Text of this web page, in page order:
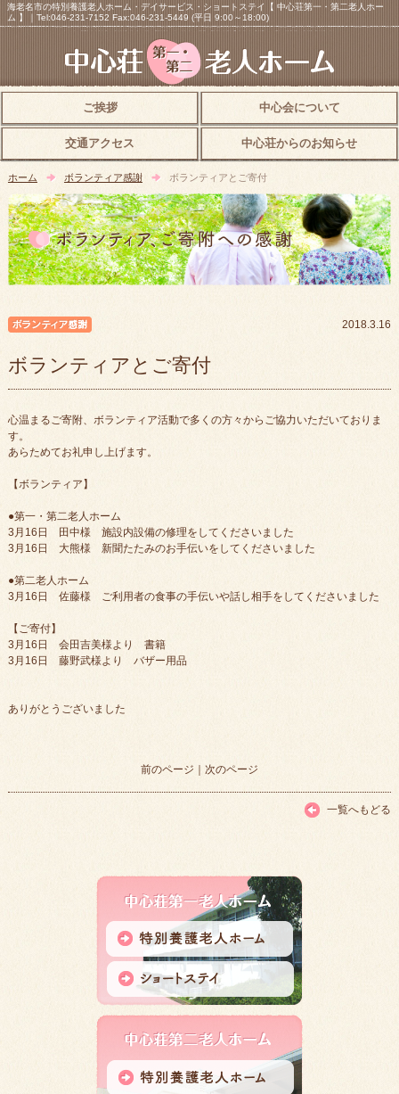
海老名市の特別養護老人ホーム・デイサービス・ショートステイ【 中心荘第一・第二老人ホー
ム 】｜Tel:046-231-7152 Fax:046-231-5449 (平日 9:00～18:00)
ご挨拶 中心会について
交通アクセス 中心荘からのお知らせ
ホーム ボランティア感謝 ボランティアとご寄付
2018.3.16
ボランティアとご寄付
心温まるご寄附、ボランティア活動で多くの方々からご協力いただいておりま
す。
あらためてお礼申し上げます。
【ボランティア】
●第一・第二老人ホーム
3月16日 田中様 施設内設備の修理をしてくださいました
3月16日 大熊様 新聞たたみのお手伝いをしてくださいました
●第二老人ホーム
3月16日 佐藤様 ご利用者の食事の手伝いや話し相手をしてくださいました
【ご寄付】
3月16日 会田吉美様より 書籍
3月16日 藤野武様より バザー用品
ありがとうございました
前のページ ｜ 次のページ
一覧へもどる